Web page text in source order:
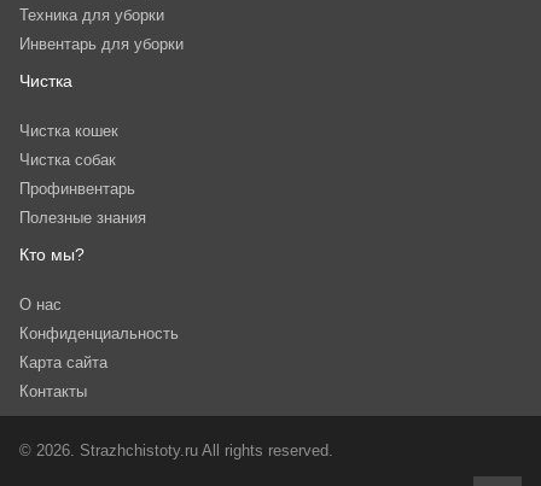
Техника для уборки
Инвентарь для уборки
Чистка
Чистка кошек
Чистка собак
Профинвентарь
Полезные знания
Кто мы?
О нас
Конфиденциальность
Карта сайта
Контакты
© 2026. Strazhchistoty.ru All rights reserved.